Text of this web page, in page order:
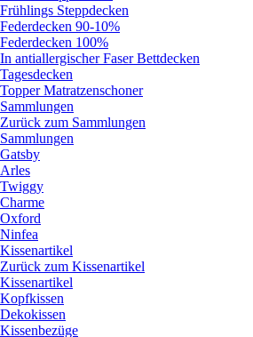
Frühlings Steppdecken
Federdecken 90-10%
Federdecken 100%
In antiallergischer Faser Bettdecken
Tagesdecken
Topper Matratzenschoner
Sammlungen
Zurück zum Sammlungen
Sammlungen
Gatsby
Arles
Twiggy
Charme
Oxford
Ninfea
Kissenartikel
Zurück zum Kissenartikel
Kissenartikel
Kopfkissen
Dekokissen
Kissenbezüge